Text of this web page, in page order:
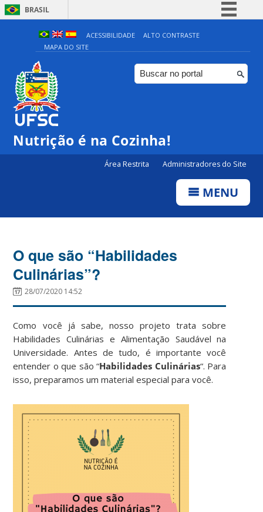
BRASIL
Simplifique!
Comunica BR
Participe
ACESSIBILIDADE
ALTO CONTRASTE
MAPA DO SITE
Nutrição é na Cozinha!
Área Restrita Administradores do Site
MENU
O que são “Habilidades
Culinárias”?
28/07/2020 14:52
Como você já sabe, nosso projeto trata sobre
Habilidades Culinárias e Alimentação Saudável na
Universidade. Antes de tudo, é importante você
entender o que são “Habilidades Culinárias“. Para
isso, preparamos um material especial para você.